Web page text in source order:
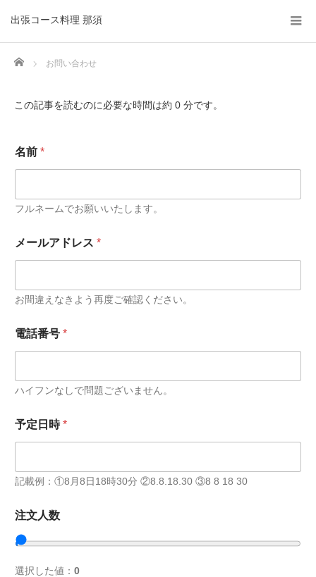
出張コース料理 那須
Home お問い合わせ
この記事を読むのに必要な時間は約 0 分です。
名前 *
フルネームでお願いいたします。
話
番
希
の
料
理
前
メールアドレス *
お間違えなきよう再度ご確認ください。
電話番号 *
ハイフンなしで問題ございません。
予定日時*
記載例：①8月8日18時30分 ②8.8.18.30 ③8 8 18 30
注文人数
選択した値： 0